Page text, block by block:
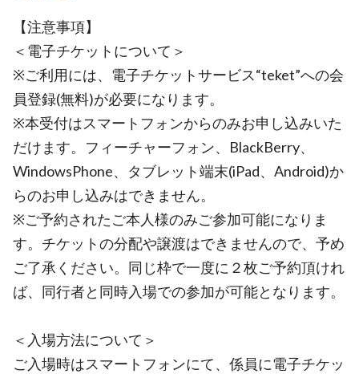
【注意事項】
＜電子チケットについて＞
※ご利用には、電子チケットサービス“teket”への会
員登録(無料)が必要になります。
※本受付はスマートフォンからのみお申し込みいた
だけます。フィーチャーフォン、BlackBerry、
WindowsPhone、タブレット端末(iPad、Android)か
らのお申し込みはできません。
※ご予約されたご本人様のみご参加可能になりま
す。チケットの分配や譲渡はできませんので、予め
ご了承ください。同じ枠で一度に２枚ご予約頂けれ
ば、同行者と同時入場での参加が可能となります。
＜入場方法について＞
ご入場時はスマートフォンにて、係員に電子チケッ